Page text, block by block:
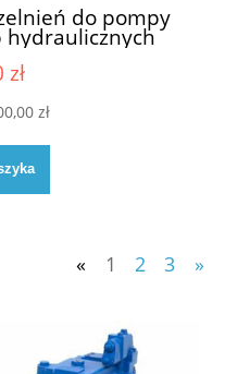
do pompy
seria 2200
zł
« 1 2 3 »